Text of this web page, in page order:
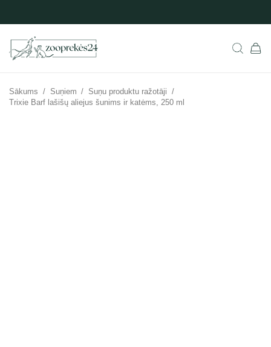
Sākums / Suņiem / Suņu produktu ražotāji /
Trixie Barf lašišų aliejus šunims ir katėms, 250 ml